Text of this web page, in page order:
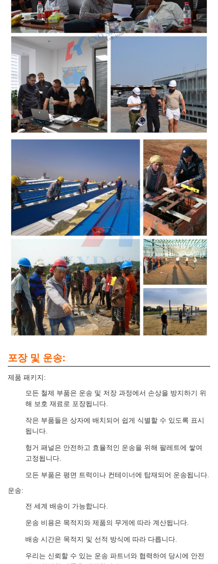
포장 및 운송:
제품 패키지:
모든 철제 부품은 운송 및 저장 과정에서 손상을 방지하기 위
해 보호 재료로 포장됩니다.
작은 부품들은 상자에 배치되어 쉽게 식별할 수 있도록 표시
됩니다.
헝거 패널은 안전하고 효율적인 운송을 위해 팔레트에 쌓여
고정됩니다.
모든 부품은 평면 트럭이나 컨테이너에 탑재되어 운송됩니다.
운송:
전 세계 배송이 가능합니다.
운송 비용은 목적지와 제품의 무게에 따라 계산됩니다.
배송 시간은 목적지 및 선적 방식에 따라 다릅니다.
우리는 신뢰할 수 있는 운송 파트너와 협력하여 당시에 안전